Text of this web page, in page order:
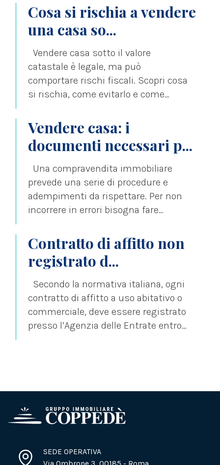
risulta...
Cosa si rischia a vendere
una casa so...
Vendere casa sotto il valore
catastale è legale, ma può
comportare rischi fiscali. Scopri cosa
si rischia, come evitarlo e come
Vendere casa: i
documenti necessari p...
Una compravendita immobiliare
prevede una serie di procedure e
adempimenti da rispettare. Per non
incorrere in errori bisogna fare
Contratto di affitto non
registrato d...
Secondo la normativa italiana, ogni
contratto di affitto a uso abitativo o
commerciale, deve essere registrato
presso l’Agenzia delle Entrate entro
SEDE OPERATIVA